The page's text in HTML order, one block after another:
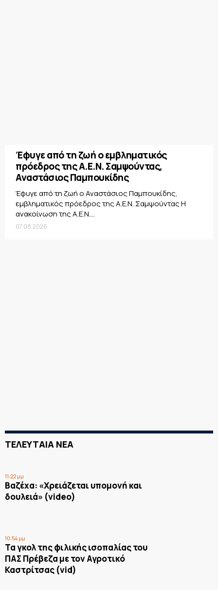
Έφυγε από τη ζωή ο εμβληματικός
πρόεδρος της Α.Ε.Ν. Σαμψούντας,
Αναστάσιος Παμπουκίδης
Έφυγε από τη ζωή ο Αναστάσιος Παμπουκίδης,
εμβληματικός πρόεδρος της Α.Ε.Ν. Σαμψούντας Η
ανακοίνωση της Α.Ε.Ν....
07.08.2026
ΤΕΛΕΥΤΑΙΑ ΝΕΑ
11:22 μμ
Βαζέχα: «Χρειάζεται υπομονή και
δουλειά» (video)
10:54 μμ
Τα γκολ της φιλικής ισοπαλίας του
ΠΑΣ Πρέβεζα με τον Αγροτικό
Καστρίτσας (vid)